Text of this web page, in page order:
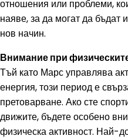
отношения или проблеми,
наяве, за да могат да бъдат
нов начин.
Внимание при
Тъй като Марс управлява
енергия, този период е
претоварване. Ако сте
движите, бъдете особено
физическа активност. Най-